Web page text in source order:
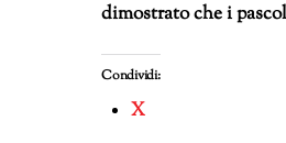
dimostrato che i
Condividi:
X